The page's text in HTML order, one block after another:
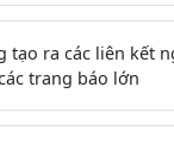
tạo ra các liên kết
trang báo lớn